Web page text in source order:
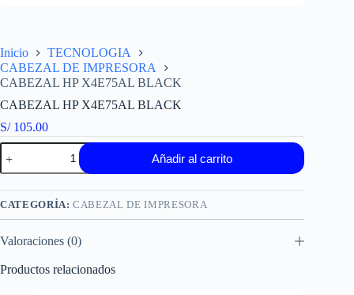
Inicio
TECNOLOGIA
CABEZAL DE IMPRESORA
CABEZAL HP X4E75AL BLACK
CABEZAL HP X4E75AL BLACK
S/105.00
CABEZAL
HP
X4E75AL
BLACK
cantidad
Añadir al carrito
CATEGORÍA:CABEZAL DE IMPRESORA
Valoraciones (0)
Productos relacionados